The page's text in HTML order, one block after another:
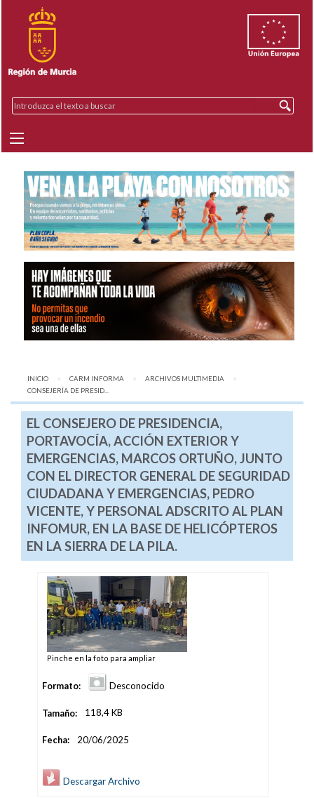
INICIO CARM INFORMA
ARCHIVOS MULTIMEDIA
AQUÍ:
CONSEJERÍA DE PRESID...
EL CONSEJERO DE PRESIDENCIA,
PORTAVOCÍA, ACCIÓN EXTERIOR Y
EMERGENCIAS, MARCOS ORTUÑO, JUNTO
CON EL DIRECTOR GENERAL DE SEGURIDAD
CIUDADANA Y EMERGENCIAS, PEDRO
VICENTE, Y PERSONAL ADSCRITO AL PLAN
INFOMUR, EN LA BASE DE HELICÓPTEROS
EN LA SIERRA DE LA PILA.
Pinche en la foto para ampliar
Formato: Desconocido
Tamaño: 118,4 KB
Fecha: 20/06/2025
Descargar Archivo